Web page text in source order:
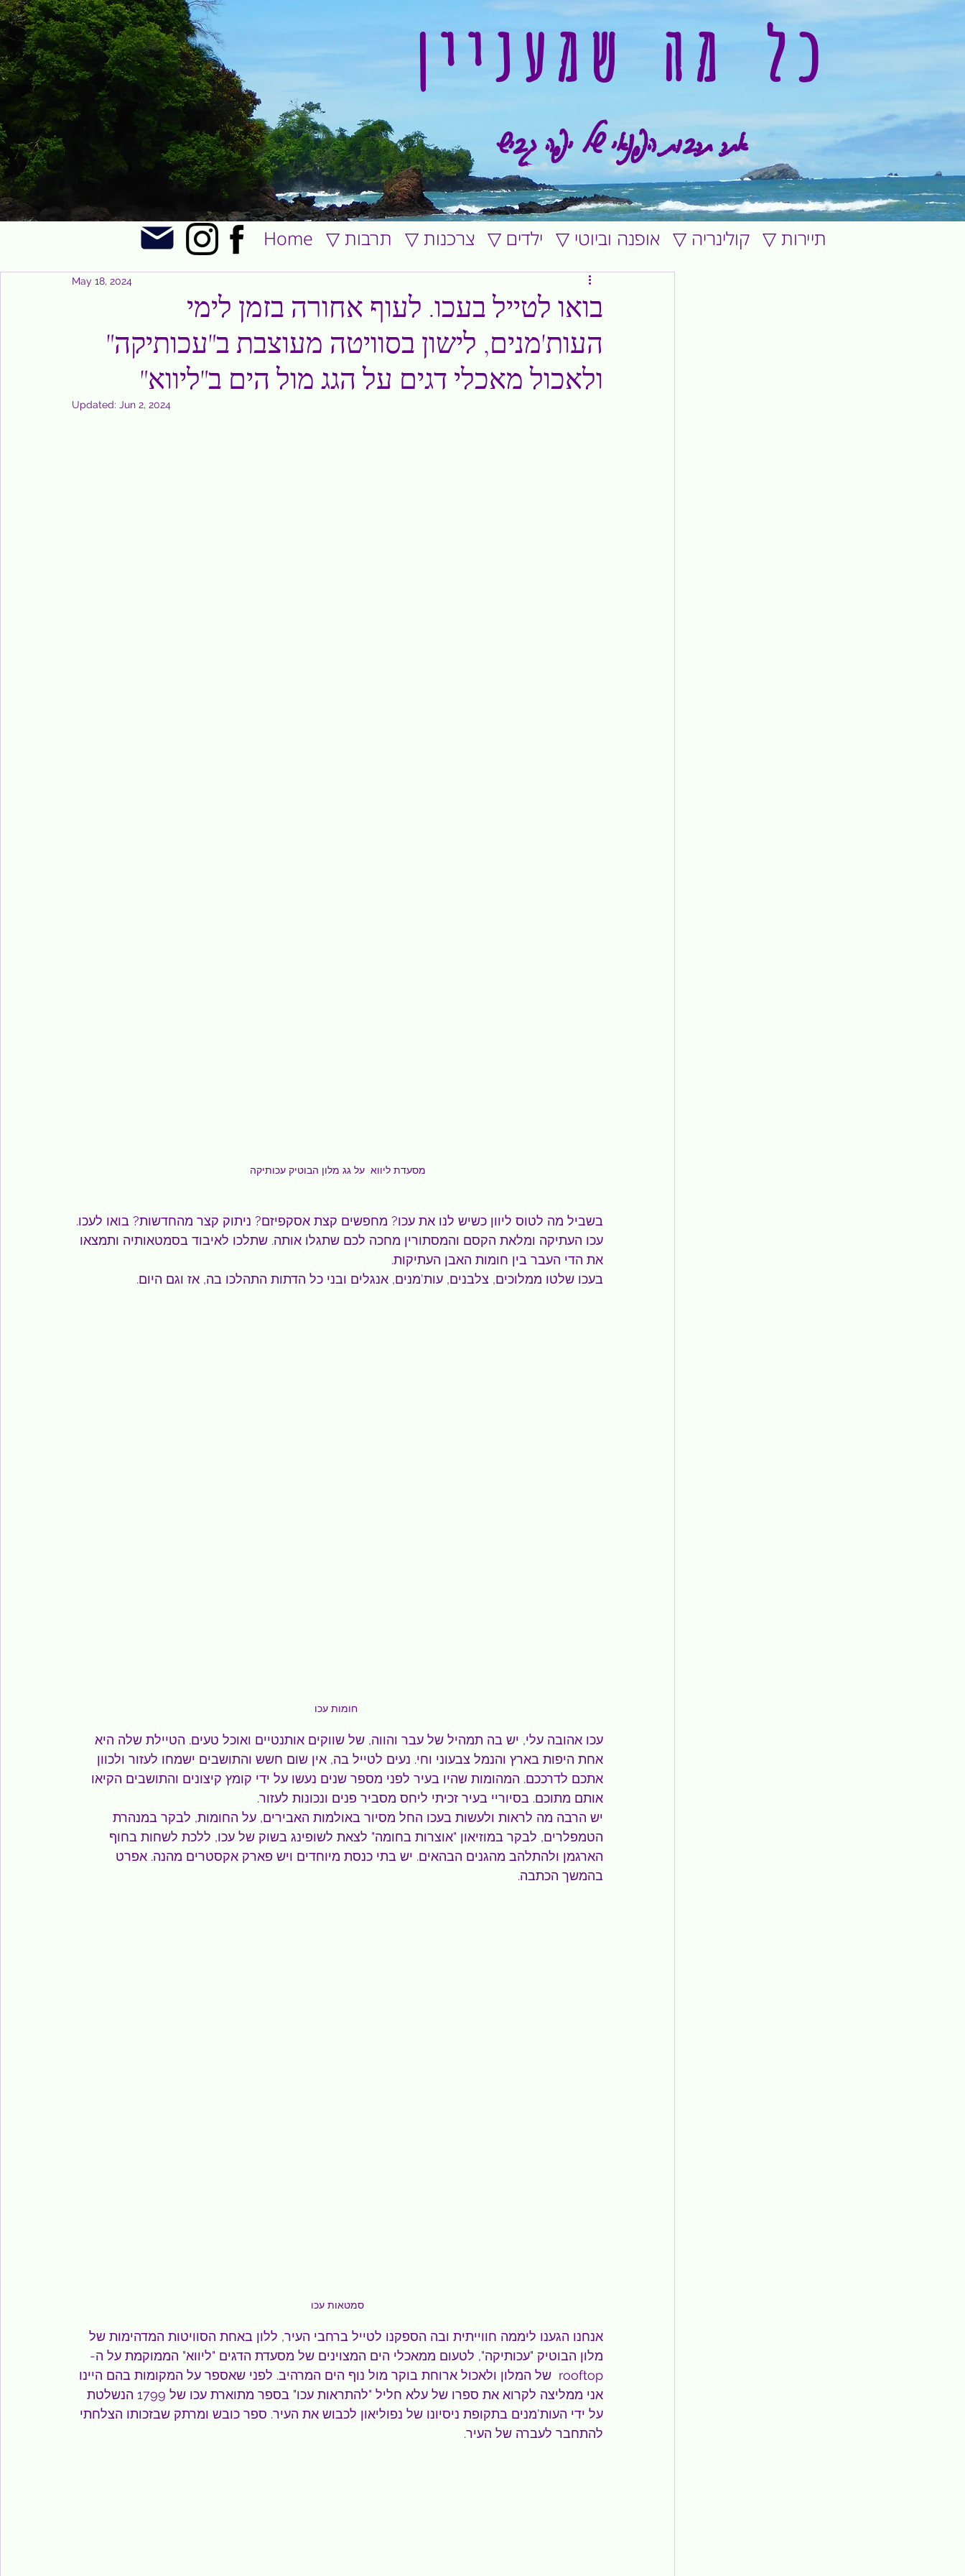
כל מה שמעניין
אתר תרבות הפנאי של יפה גביש
Home ▽ תרבות ▽ צרכנות ▽ ילדים ▽ אופנה וביוטי ▽ קולינריה ▽ תיירות
בואו לטייל בעכו. לעוף אחורה בזמן לימי
העות'מנים, לישון בסוויטה מעוצבת ב"עכותיקה"
ולאכול מאכלי דגים על הגג מול הים ב"ליווא"
May 18, 2024
Updated: Jun 2, 2024
מסעדת ליווא  על גג מלון הבוטיק עכותיקה
בשביל מה לטוס ליוון כשיש לנו את עכו? מחפשים קצת אסקפיזם? ניתוק קצר מהחדשות? בואו לעכו.
עכו העתיקה ומלאת הקסם והמסתורין מחכה לכם שתגלו אותה. שתלכו לאיבוד בסמטאותיה ותמצאו
את הדי העבר בין חומות האבן העתיקות.
בעכו שלטו ממלוכים, צלבנים, עות'מנים, אנגלים ובני כל הדתות התהלכו בה, אז וגם היום.
עכו אהובה עלי, יש בה תמהיל של עבר והווה, של שווקים אותנטיים ואוכל טעים. הטיילת שלה היא
אחת היפות בארץ והנמל צבעוני וחי. נעים לטייל בה, אין שום חשש והתושבים ישמחו לעזור ולכוון
אתכם לדרככם. המהומות שהיו בעיר לפני מספר שנים נעשו על ידי קומץ קיצונים והתושבים הקיאו
אותם מתוכם. בסיוריי בעיר זכיתי ליחס מסביר פנים ונכונות לעזור.
יש הרבה מה לראות ולעשות בעכו החל מסיור באולמות האבירים, על החומות, לבקר במנהרת
הטמפלרים, לבקר במוזיאון "אוצרות בחומה" לצאת לשופינג בשוק של עכו, ללכת לשחות בחוף
הארגמן ולהתלהב מהגנים הבהאים. יש בתי כנסת מיוחדים ויש פארק אקסטרים מהנה. אפרט
בהמשך הכתבה.
סמטאות עכו
אנחנו הגענו ליממה חווייתית ובה הספקנו לטייל ברחבי העיר, ללון באחת הסוויטות המדהימות של
מלון הבוטיק "עכותיקה", לטעום ממאכלי הים המצוינים של מסעדת הדגים "ליווא" הממוקמת על ה-
rooftop  של המלון ולאכול ארוחת בוקר מול נוף הים המרהיב. לפני שאספר על המקומות בהם היינו
אני ממליצה לקרוא את ספרו של עלא חליל "להתראות עכו" בספר מתוארת עכו של 1799 הנשלטת
על ידי העות'מנים בתקופת ניסיונו של נפוליאון לכבוש את העיר. ספר כובש ומרתק שבזכותו הצלחתי
להתחבר לעברה של העיר.